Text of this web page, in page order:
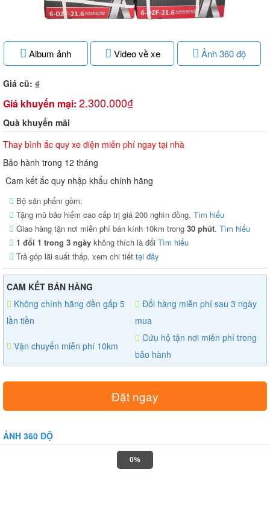
Album ảnh Video về xe Ảnh 360 độ
Giá cũ: ₫
Giá khuyến mại: 2.300.000₫
Quà khuyến mãi
Thay bình ắc quy xe điện miễn phí ngay tại nhà
Bảo hành trong 12 tháng
Cam kết ắc quy nhập khẩu chính hãng
Bộ sản phẩm gồm:
Tặng mũ bảo hiểm cao cấp trị giá 200 nghìn đồng. Tìm hiểu
Giao hàng tận nơi miễn phí bán kính 10km trong 30 phút. Tìm hiểu
1 đổi 1 trong 3 ngày không thích là đổi Tìm hiểu
Trả góp lãi suất thấp, xem chi tiết tại đây
CAM KẾT BÁN HÀNG
Không chính hãng đền gấp 5
lần tiền
Đổi hàng miễn phí sau 3 ngày
mua
Vận chuyển miễn phí 10km
Cứu hộ tận nơi miễn phí trong
bảo hành
Đặt ngay
ẢNH 360 ĐỘ
0%